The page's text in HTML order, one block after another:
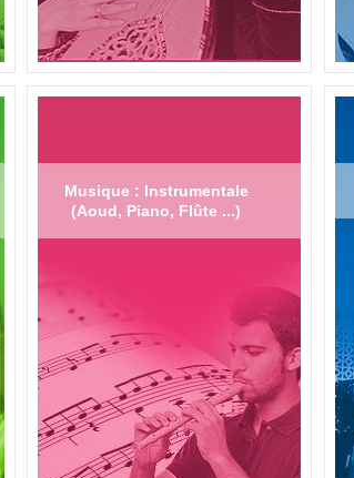
Musique : Instrumentale
(Aoud, Piano, Flûte ...)